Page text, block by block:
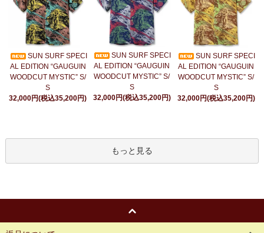
SUN SURF SPECI
AL EDITION “GAUGUIN
WOODCUT MYSTIC” S/
S
32,000円(税込35,200円)
SUN SURF SPECI
AL EDITION “GAUGUIN
WOODCUT MYSTIC” S/
S
32,000円(税込35,200円)
SUN SURF SPECI
AL EDITION “GAUGUIN
WOODCUT MYSTIC” S/
S
32,000円(税込35,200円)
もっと見る